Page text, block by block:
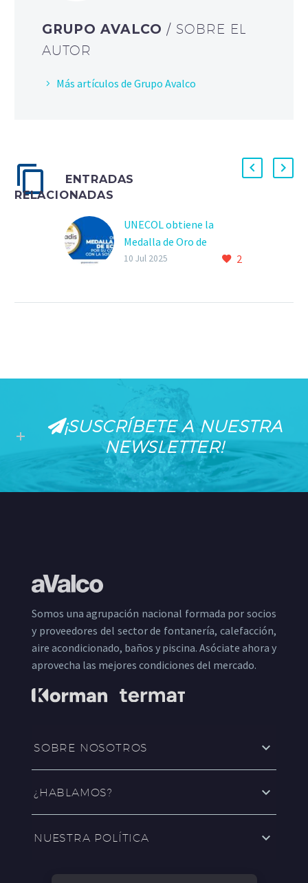
GRUPO AVALCO/ SOBRE EL
AUTOR
Más artículos de Grupo Avalco
ENTRADAS
RELACIONADAS
UNECOL obtiene la
Medalla de Oro de
EcoVadis por su
2
10 Jul 2025
¡SUSCRÍBETE A NUESTRA
NEWSLETTER!
Somos una agrupación nacional formada por socios
y proveedores del sector de fontanería, calefacción,
aire acondicionado, baños y piscina. Asóciate ahora y
aprovecha las mejores condiciones del mercado.
SOBRE NOSOTROS
¿HABLAMOS?
NUESTRA POLÍTICA